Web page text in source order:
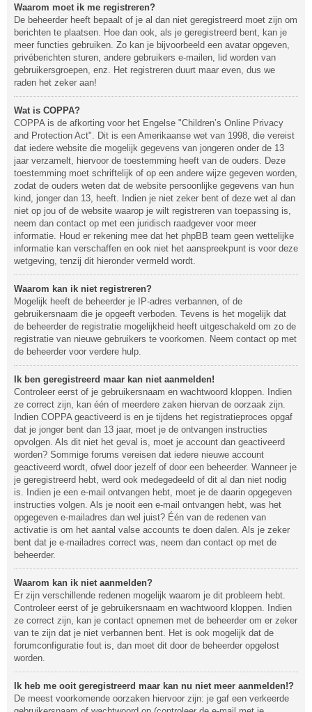
Waarom moet ik me registreren?
De beheerder heeft bepaalt of je al dan niet geregistreerd moet zijn om
berichten te plaatsen. Hoe dan ook, als je geregistreerd bent, kan je
meer functies gebruiken. Zo kan je bijvoorbeeld een avatar opgeven,
privéberichten sturen, andere gebruikers e-mailen, lid worden van
gebruikersgroepen, enz. Het registreren duurt maar even, dus we
raden het zeker aan!
Wat is COPPA?
COPPA is de afkorting voor het Engelse "Children’s Online Privacy
and Protection Act". Dit is een Amerikaanse wet van 1998, die vereist
dat iedere website die mogelijk gegevens van jongeren onder de 13
jaar verzamelt, hiervoor de toestemming heeft van de ouders. Deze
toestemming moet schriftelijk of op een andere wijze gegeven worden,
zodat de ouders weten dat de website persoonlijke gegevens van hun
kind, jonger dan 13, heeft. Indien je niet zeker bent of deze wet al dan
niet op jou of de website waarop je wilt registreren van toepassing is,
neem dan contact op met een juridisch raadgever voor meer
informatie. Houd er rekening mee dat het phpBB team geen wettelijke
informatie kan verschaffen en ook niet het aanspreekpunt is voor deze
wetgeving, tenzij dit hieronder vermeld wordt.
Waarom kan ik niet registreren?
Mogelijk heeft de beheerder je IP-adres verbannen, of de
gebruikersnaam die je opgeeft verboden. Tevens is het mogelijk dat
de beheerder de registratie mogelijkheid heeft uitgeschakeld om zo de
registratie van nieuwe gebruikers te voorkomen. Neem contact op met
de beheerder voor verdere hulp.
Ik ben geregistreerd maar kan niet aanmelden!
Controleer eerst of je gebruikersnaam en wachtwoord kloppen. Indien
ze correct zijn, kan één of meerdere zaken hiervan de oorzaak zijn.
Indien COPPA geactiveerd is en je tijdens het registratieproces opgaf
dat je jonger bent dan 13 jaar, moet je de ontvangen instructies
opvolgen. Als dit niet het geval is, moet je account dan geactiveerd
worden? Sommige forums vereisen dat iedere nieuwe account
geactiveerd wordt, ofwel door jezelf of door een beheerder. Wanneer je
je geregistreerd hebt, werd ook medegedeeld of dit al dan niet nodig
is. Indien je een e-mail ontvangen hebt, moet je de daarin opgegeven
instructies volgen. Als je nooit een e-mail ontvangen hebt, was het
opgegeven e-mailadres dan wel juist? Één van de redenen van
activatie is om het aantal valse accounts te doen dalen. Als je zeker
bent dat je e-mailadres correct was, neem dan contact op met de
beheerder.
Waarom kan ik niet aanmelden?
Er zijn verschillende redenen mogelijk waarom je dit probleem hebt.
Controleer eerst of je gebruikersnaam en wachtwoord kloppen. Indien
ze correct zijn, kan je contact opnemen met de beheerder om er zeker
van te zijn dat je niet verbannen bent. Het is ook mogelijk dat de
forumconfiguratie fout is, dan moet dit door de beheerder opgelost
worden.
Ik heb me ooit geregistreerd maar kan nu niet meer aanmelden!?
De meest voorkomende oorzaken hiervoor zijn: je gaf een verkeerde